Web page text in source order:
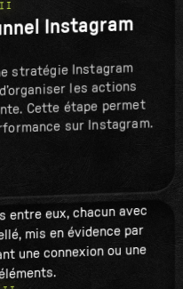
II
Instagram
stratégie Instagram
les actions
Cette étape permet
sur Instagram.